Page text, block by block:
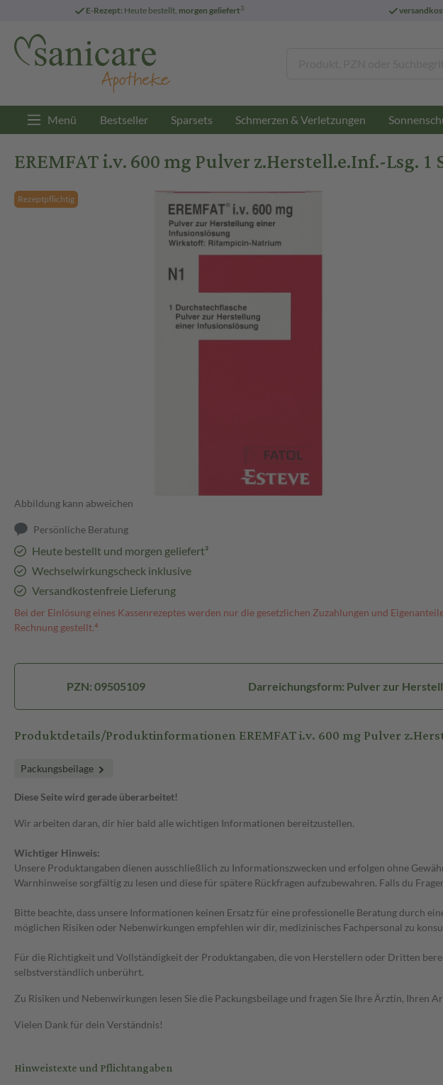
E-Rezept: Heute bestellt, morgen geliefert3
Menü Bestseller Sparsets Schmerzen & Verletzungen
EREMFAT i.v. 600 mg Pulver z.Herstell.e.Inf.-
Rezeptpflichtig
Abbildung kann abweichen
Persönliche Beratung
Heute bestellt und morgen geliefert³
Wechselwirkungscheck inklusive
Versandkostenfreie Lieferung
Bei der Einlösung eines Kassenrezeptes werden nur die gesetzlichen Zuzahlungen und
Rechnung gestellt.⁴
PZN: 09505109 Darreichungsform: Pulver zur
Produktdetails/Produktinformationen EREMFAT i.v. 600 mg Pulver
Packungsbeilage
Diese Seite wird gerade überarbeitet!
Wir arbeiten daran, dir hier bald alle wichtigen Informationen bereitzustellen.
Wichtiger Hinweis:
Unsere Produktangaben dienen ausschließlich zu Informationszwecken und erfolgen ohne
Warnhinweise sorgfältig zu lesen und diese für spätere Rückfragen aufzubewahren. Falls du
Bitte beachte, dass unsere Informationen keinen Ersatz für eine professionelle Beratung durch
möglichen Risiken oder Nebenwirkungen empfehlen wir dir, medizinisches Fachpersonal zu
Für die Richtigkeit und Vollständigkeit der Produktangaben, die von Herstellern oder Dritten
selbstverständlich unberührt.
Zu Risiken und Nebenwirkungen lesen Sie die Packungsbeilage und fragen Sie Ihre Ärztin, Ihren
Vielen Dank für dein Verständnis!
Hinweistexte und Pflichtangaben